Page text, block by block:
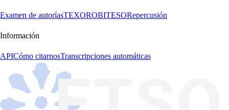
Examen de autoríasTEXOROBITESORepercusión
Información
APICómo citarnosTranscripciones automáticas